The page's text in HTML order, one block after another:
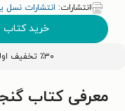
انتشارات: انتشارات نسل
خرید کتاب
٪۳۰ تخفیف اولین خرید کتاب با کد
معرفی کتاب